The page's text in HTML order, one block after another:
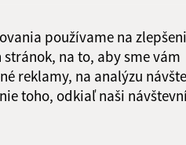
používame na
na to, aby sme vám
reklamy, na analýzu
toho, odkiaľ naši